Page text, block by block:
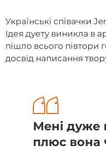
Українські співачки
Ідея дуету виникла в
пішло всього півтори
досвід написання
Мені дуже
плюс вона